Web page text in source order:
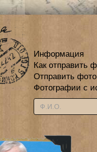
Информация
Как отправить
Отправить
Фотографии с